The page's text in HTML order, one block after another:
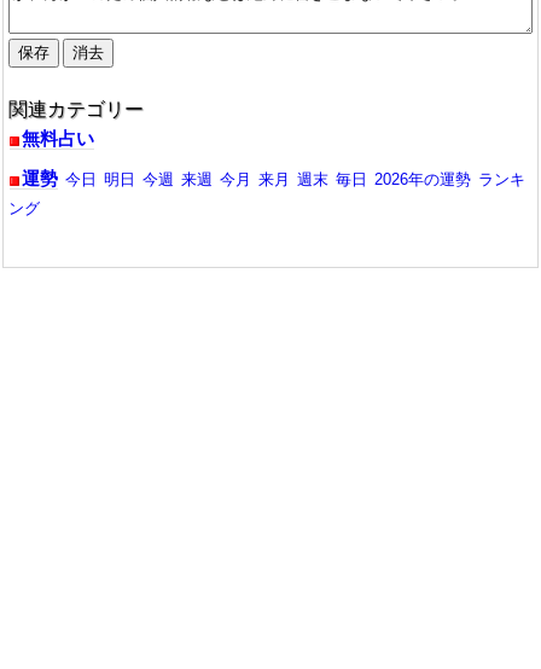
関連カテゴリー
無料占い
運勢 今日 明日 今週 来週 今月 来月 週末 毎日 2026年の運勢 ランキ
ング